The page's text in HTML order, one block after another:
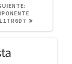
POST: